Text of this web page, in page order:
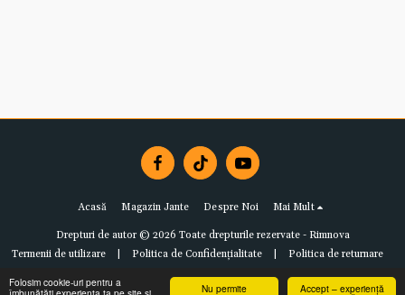
Accept – experiență
Nu permite
Folosim cookie-uri pentru a
Acasă Magazin Jante Despre Noi Mai Mult
Drepturi de autor © 2026 Toate drepturile rezervate - Rimnova
Termenii de utilizare| Politica de Confidențialitate| Politica de returnare